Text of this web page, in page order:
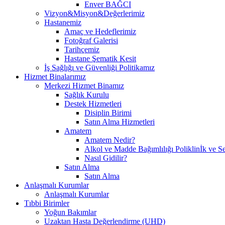
Enver BAĞCI
Vizyon&Misyon&Değerlerimiz
Hastanemiz
Amaç ve Hedeflerimiz
Fotoğraf Galerisi
Tarihçemiz
Hastane Şematik Kesit
İş Sağlığı ve Güvenliği Politikamız
Hizmet Binalarımız
Merkezi Hizmet Binamız
Sağlık Kurulu
Destek Hizmetleri
Disiplin Birimi
Satın Alma Hizmetleri
Amatem
Amatem Nedir?
Alkol ve Madde Bağımlılığı Poliklinİk ve
Nasıl Gidilir?
Satın Alma
Satın Alma
Anlaşmalı Kurumlar
Anlaşmalı Kurumlar
Tıbbi Birimler
Yoğun Bakımlar
Uzaktan Hasta Değerlendirme (UHD)